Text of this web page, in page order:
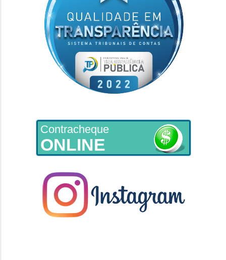
Contracheque
ONLINE